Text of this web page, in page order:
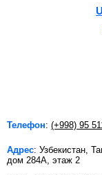
Телефон: (+998) 95
Адрес: Узбекистан,
дом 284А, этаж 2